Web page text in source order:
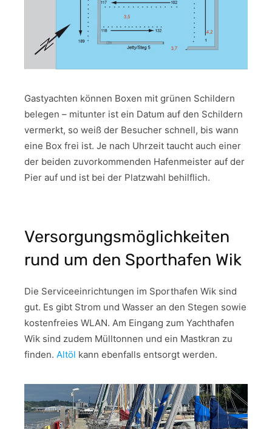
Gastyachten können Boxen mit grünen Schildern
belegen – mitunter ist ein Datum auf den Schildern
vermerkt, so weiß der Besucher schnell, bis wann
eine Box frei ist. Je nach Uhrzeit taucht auch einer
der beiden zuvorkommenden Hafenmeister auf der
Pier auf und ist bei der Platzwahl behilflich.
Versorgungsmöglichkeiten
rund um den Sporthafen Wik
Die Serviceeinrichtungen im Sporthafen Wik sind
gut. Es gibt Strom und Wasser an den Stegen sowie
kostenfreies WLAN. Am Eingang zum Yachthafen
Wik sind zudem Mülltonnen und ein Mastkran zu
finden. Altöl kann ebenfalls entsorgt werden.